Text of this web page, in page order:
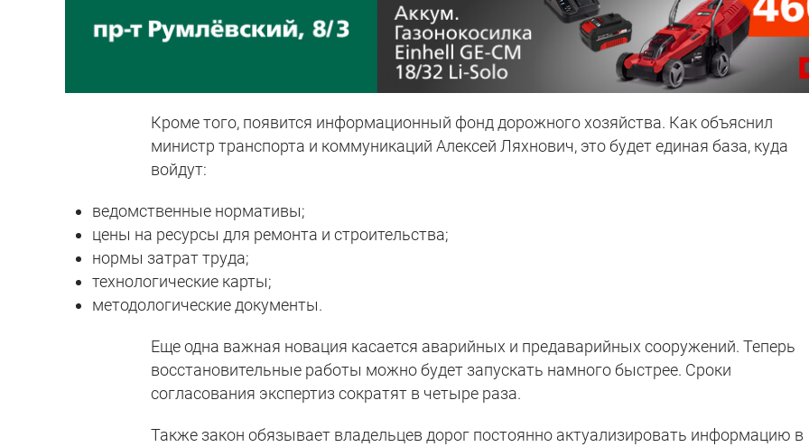
Кроме того, появится информационный фонд дорожного хозяйства. Как объяснил
министр транспорта и коммуникаций Алексей Ляхнович, это будет единая база, куда
войдут:
ведомственные нормативы;
цены на ресурсы для ремонта и строительства;
нормы затрат труда;
технологические карты;
методологические документы.
Еще одна важная новация касается аварийных и предаварийных сооружений. Теперь
восстановительные работы можно будет запускать намного быстрее. Сроки
согласования экспертиз сократят в четыре раза.
Также закон обязывает владельцев дорог постоянно актуализировать информацию в